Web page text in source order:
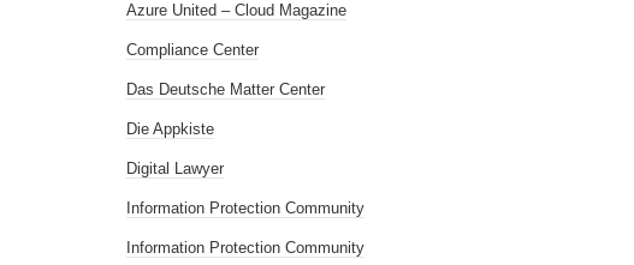
Azure United – Cloud Magazine
Compliance Center
Das Deutsche Matter Center
Die Appkiste
Digital Lawyer
Information Protection Community
Information Protection Community